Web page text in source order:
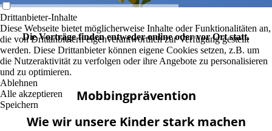
Die Vorträge finden entweder online oder vor Ort statt.
Mobbingprävention
Wie wir unsere Kinder stark machen
Drittanbieter-Inhalte
Diese Webseite bietet möglicherweise Inhalte oder Funktionalitäten an,
die von Drittanbietern eigenverantwortlich zur Verfügung gestellt
werden. Diese Drittanbieter können eigene Cookies setzen, z.B. um
die Nutzeraktivität zu verfolgen oder ihre Angebote zu personalisieren
und zu optimieren.
Ablehnen
Alle akzeptieren
Speichern